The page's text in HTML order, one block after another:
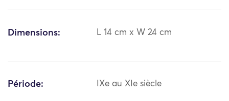
Dimensions: L 14 cm x W 24 cm
Période: IXe au XIe siècle